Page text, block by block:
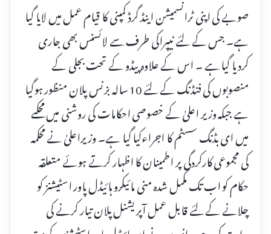
صوبے کی اپنی ٹرانسمیشن اینڈ گرڈ کمپنی کا قیام عمل میں لایا گیا
ہے۔ جس کے لئے نیپراکی طرف سے لائسنس بھی جاری
کردیا گیا ہے ۔ اس کے علاوہ پیڈو کے تحت بجلی کے
منصوبوں کی فنڈنگ کے لئے 10 سالہ بزنس پلان منظور ہوگیا
ہے جبکہ وزیر اعلیٰ کے خصوصی احکامات کی روشنی میں محکمے
میں ای بڈنگ سسٹم کا اجراءکیا گیا ہے۔ وزیراعلیٰ نے محکمہ
کی مجموعی کارکردگی پر اطمینان کا اظہار کرتے ہوئے متعلقہ
حکام کو اب تک مکمل شدہ منی مائیکرو ہائیڈل پاور اسٹیشنز کو
چلانے کے لئے قابل عمل آپریشنل پلان تیار کرنے کی